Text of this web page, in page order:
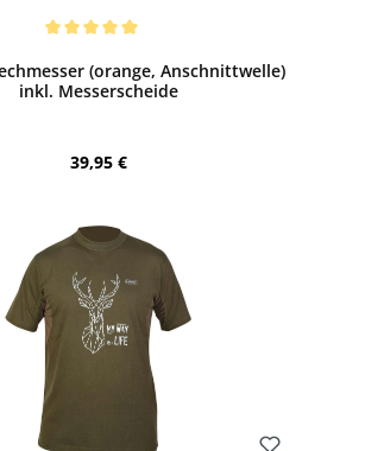
(orange, Anschnittwelle)
inkl. Messerscheide
Regulärer Preis:
39,95 €